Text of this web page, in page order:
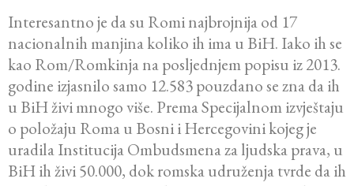
Interesantno je da su Romi najbrojnija od 17
nacionalnih manjina koliko ih ima u BiH. Iako ih se
kao Rom/Romkinja na posljednjem popisu iz 2013.
godine izjasnilo samo 12.583 pouzdano se zna da ih
u BiH živi mnogo više. Prema Specijalnom izvještaju
o položaju Roma u Bosni i Hercegovini kojeg je
uradila Institucija Ombudsmena za ljudska prava, u
BiH ih živi 50.000, dok romska udruženja tvrde da ih